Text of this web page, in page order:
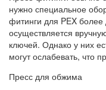
нужно специальное
фитинги для PEX
осуществляется
ключей. Однако у них
могут ослабевать, что
Пресс для обжима